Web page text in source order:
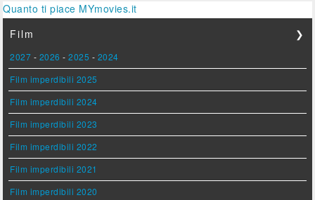
Quanto ti piace MYmovies.it
Film
❯
2027 - 2026 -2025 - 2024
Film imperdibili 2025
Film imperdibili 2024
Film imperdibili 2023
Film imperdibili 2022
Film imperdibili 2021
Film imperdibili 2020